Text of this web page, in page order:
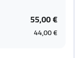
55,00 €
44,00 €